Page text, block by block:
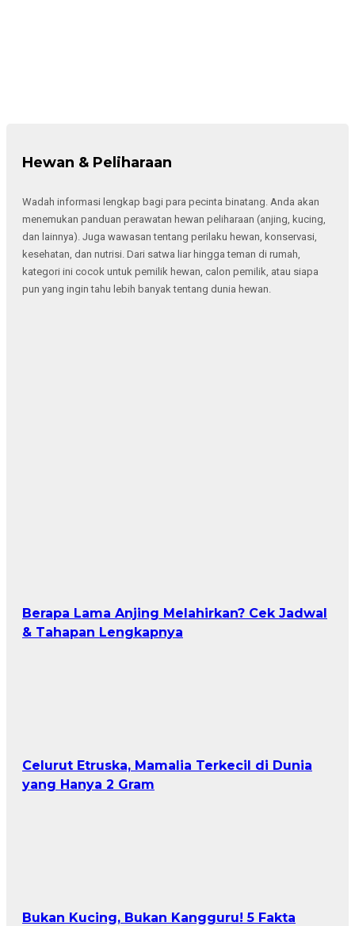
Hewan & Peliharaan
Wadah informasi lengkap bagi para pecinta binatang. Anda akan
menemukan panduan perawatan hewan peliharaan (anjing, kucing,
dan lainnya). Juga wawasan tentang perilaku hewan, konservasi,
kesehatan, dan nutrisi. Dari satwa liar hingga teman di rumah,
kategori ini cocok untuk pemilik hewan, calon pemilik, atau siapa
pun yang ingin tahu lebih banyak tentang dunia hewan.
Berapa Lama Anjing Melahirkan? Cek Jadwal
& Tahapan Lengkapnya
Celurut Etruska, Mamalia Terkecil di Dunia
yang Hanya 2 Gram
Bukan Kucing, Bukan Kangguru! 5 Fakta